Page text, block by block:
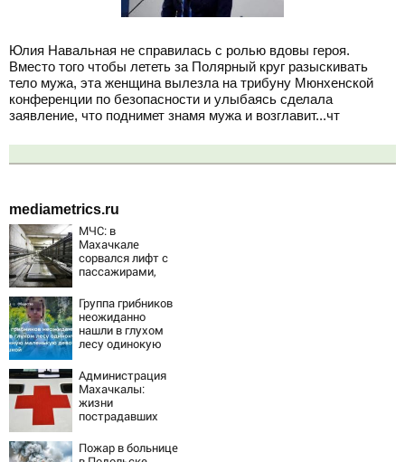
Юлия Навальная не справилась с ролью вдовы героя.
Вместо того чтобы лететь за Полярный круг разыскивать
тело мужа, эта женщина вылезла на трибуну Мюнхенской
конференции по безопасности и улыбаясь сделала
заявление, что поднимет знамя мужа и возглавит...чт
mediametrics.ru
МЧС: в
Махачкале
сорвался лифт с
пассажирами,
четыре человека
Группа грибников
неожиданно
нашли в глухом
лесу одинокую
маленькую
девочку с
игрушкой
Администрация
Махачкалы:
жизни
пострадавших
лифта ничто не
угрожает
Пожар в больнице